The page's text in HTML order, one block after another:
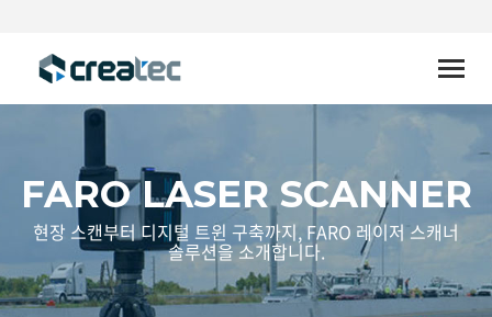
Toggle
FARO LASER SCANNER
현장 스캔부터 디지털 트윈 구축까지, FARO 레이저 스캐너
솔루션을 소개합니다.